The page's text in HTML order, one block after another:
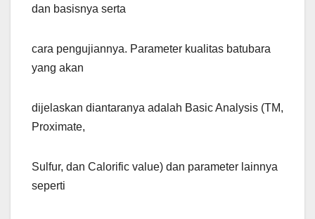
dan basisnya serta
cara pengujiannya. Parameter kualitas batubara
yang akan
dijelaskan diantaranya adalah Basic Analysis (TM,
Proximate,
Sulfur, dan Calorific value) dan parameter lainnya
seperti